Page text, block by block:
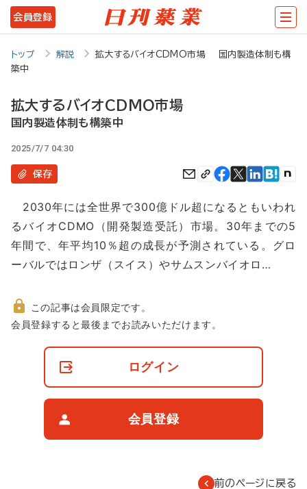
メ
イ
コ
ン
テ
ツ
に
動
会員登録
トップ 解説
拡大するバイオCDMO市場 国内製造体制も構
築中
拡大するバイオCDMO市場
国内製造体制も構築中
2025/7/7 04:30
保存
2030年には全世界で300億ドル超になるともいわれ
るバイオCDMO（開発製造受託）市場。30年までの5
年間で、年平均10％超の成長が予測されている。グロ
ーバルではロンザ（スイス）やサムスンバイオロ…
非
この記事は会員限定です。
会員登録すると最後までお読みいただけます。
ログイン
会員登録
前のページに戻る